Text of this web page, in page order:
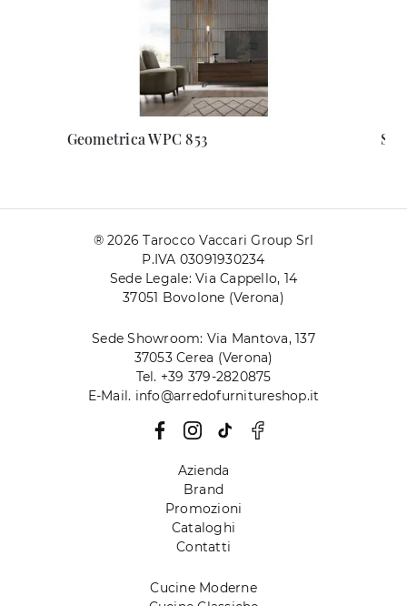
Geometrica WPC 853
® 2026 Tarocco Vaccari Group Srl
P.IVA 03091930234
Sede Legale: Via Cappello, 14
37051 Bovolone (Verona)
Sede Showroom: Via Mantova, 137
37053 Cerea (Verona)
Tel. +39 379-2820875
E-Mail. info@arredofurnitureshop.it
Azienda
Brand
Promozioni
Cataloghi
Contatti
Cucine Moderne